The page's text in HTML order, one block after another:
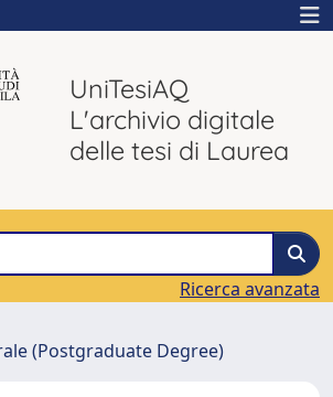
UniTesiAQ
L'archivio digitale
delle tesi di Laurea
Ricerca avanzata
(Postgraduate Degree)